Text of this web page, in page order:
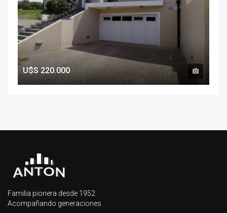
U$S220.000
Familia pionera desde 1952.
Acompañando generaciones.